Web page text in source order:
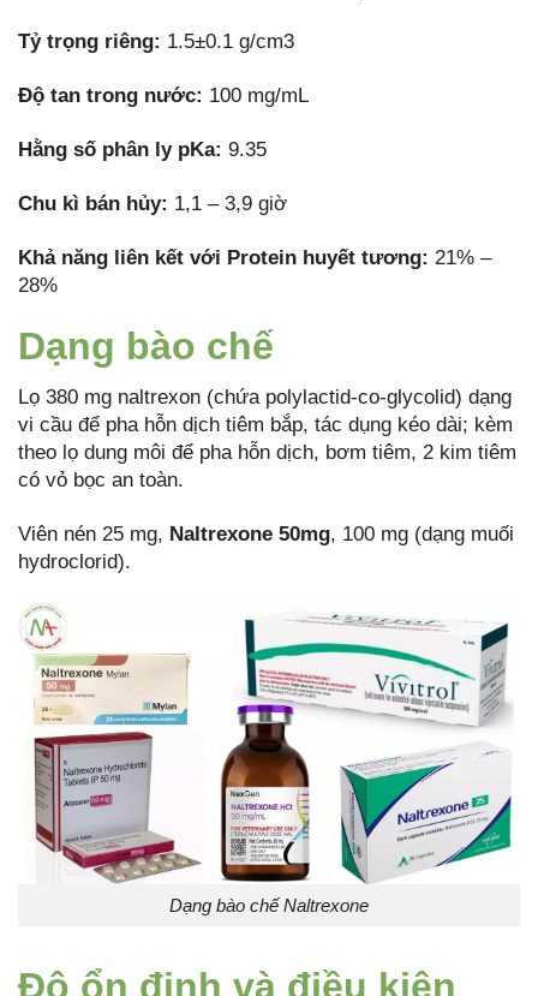
Tỷ trọng riêng: 1.5±0.1 g/cm3
Độ tan trong nước: 100 mg/mL
Hằng số phân ly pKa: 9.35
Chu kì bán hủy: 1,1 – 3,9 giờ
Khả năng liên kết với Protein huyết tương: 21% –
28%
Dạng bào chế
Lọ 380 mg naltrexon (chứa polylactid-co-glycolid) dạng
vi cầu để pha hỗn dịch tiêm bắp, tác dụng kéo dài; kèm
theo lọ dung môi để pha hỗn dịch, bơm tiêm, 2 kim tiêm
có vỏ bọc an toàn.
Viên nén 25 mg, Naltrexone 50mg, 100 mg (dạng muối
hydroclorid).
Dạng bào chế Naltrexone
Độ ổn định và điều kiện